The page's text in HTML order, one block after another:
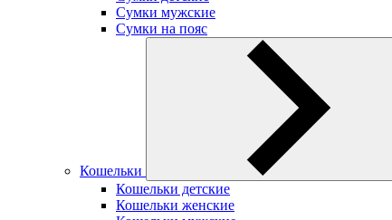
Сумки мужские
Сумки на пояс
Кошельки
Кошельки детские
Кошельки женские